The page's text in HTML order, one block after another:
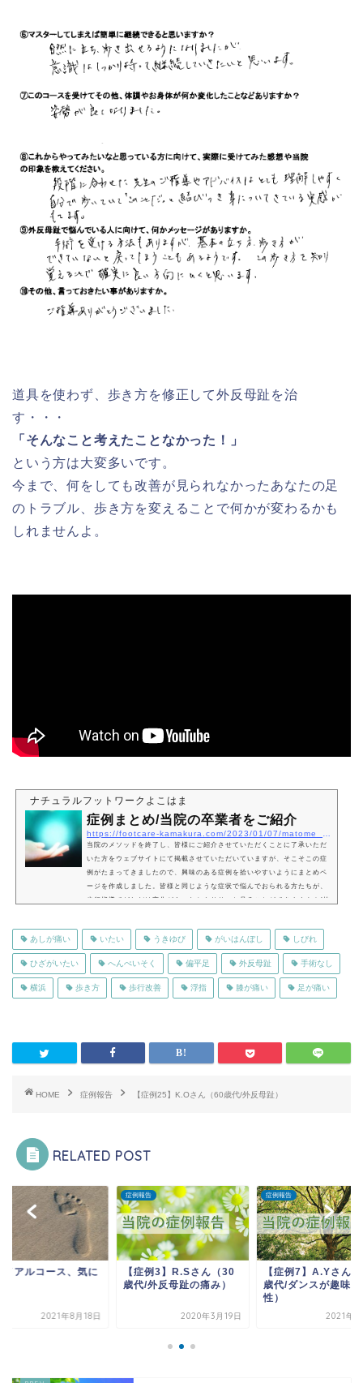
道具を使わず、歩き方を修正して外反母趾を治
す・・・
「そんなこと考えたことなかった！」
という方は大変多いです。
今まで、何をしても改善が見られなかったあなたの足
のトラブル、歩き方を変えることで何かが変わるかも
しれませんよ。
ナチュラルフットワークよこはま
症例まとめ/当院の卒業者をご紹介
https://footcare-kamakura.com/2023/01/07/matome_patient1
当院のメソッドを終了し、皆様にご紹介させていただくことに了承いただ
いた方をウェブサイトにて掲載させていただいていますが、そこそこの症
例がたまってきましたので、興味のある症例を拾いやすいようにまとめペ
ージを作成しました。皆様と同じような症状で悩んでおられる方たちが、
歩行指導でどれだけ変化があったかをササっと見ることができますよ！(抜
確認ください）痛みで悩んでおられた方痛みが主訴で悩んでおられた方た
ちのご紹介です。ほかの方法や施術を…
あしが痛い いたい うきゆび がいはんぼし しびれ
ひざがいたい へんぺいそく 偏平足 外反母趾 手術なし
横浜 歩き方 歩行改善 浮指 膝が痛い 足が痛い
HOME 症例報告 【症例25】K.Oさん（60歳代/外反母趾）
RELATED POST
イアルコース、気に
2021年8月18日
症例報告
【症例3】R.Sさん（30
歳代/外反母趾の痛み）
2020年3月19日
症例報告
【症例7】A.Yさん
歳代/ダンスが趣味の
性）
2021年2